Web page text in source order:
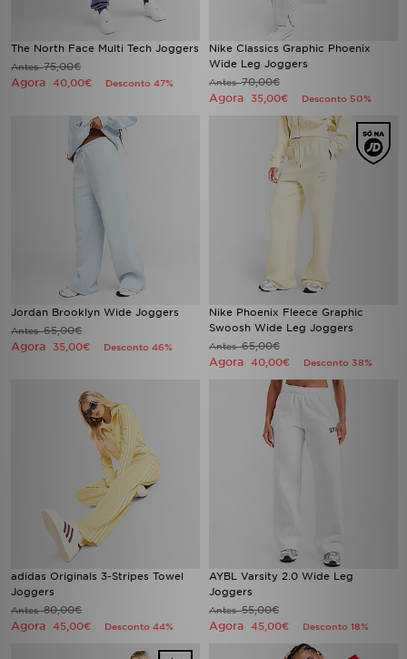
The North Face Multi Tech Joggers
Antes75,00€
Agora 40,00€ Desconto 47%
Nike Classics Graphic Phoenix
Wide Leg Joggers
Antes70,00€
Agora 35,00€ Desconto 50%
Jordan Brooklyn Wide Joggers
Antes65,00€
Agora 35,00€ Desconto 46%
Nike Phoenix Fleece Graphic
Swoosh Wide Leg Joggers
Antes65,00€
Agora 40,00€ Desconto 38%
adidas Originals 3-Stripes Towel
Joggers
Antes80,00€
Agora 45,00€ Desconto 44%
AYBL Varsity 2.0 Wide Leg
Joggers
Antes55,00€
Agora 45,00€ Desconto 18%